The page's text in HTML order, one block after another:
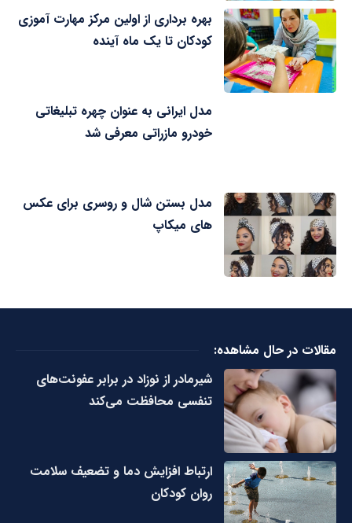
بهره برداری از اولین مرکز مهارت آموزی
کودکان تا یک ماه آینده
مدل ایرانی به عنوان چهره تبلیغاتی
خودرو مازراتی معرفی شد
مدل بستن شال و روسری برای عکس
های میکاپ
مقالات در حال مشاهده:
شیرمادر از نوزاد در برابر عفونت‌های
تنفسی محافظت می‌کند
ارتباط افزایش دما و تضعیف سلامت
روان کودکان